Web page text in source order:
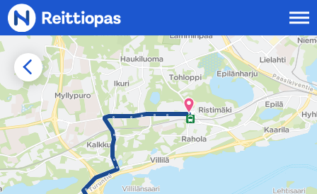
Siirry sisältöön